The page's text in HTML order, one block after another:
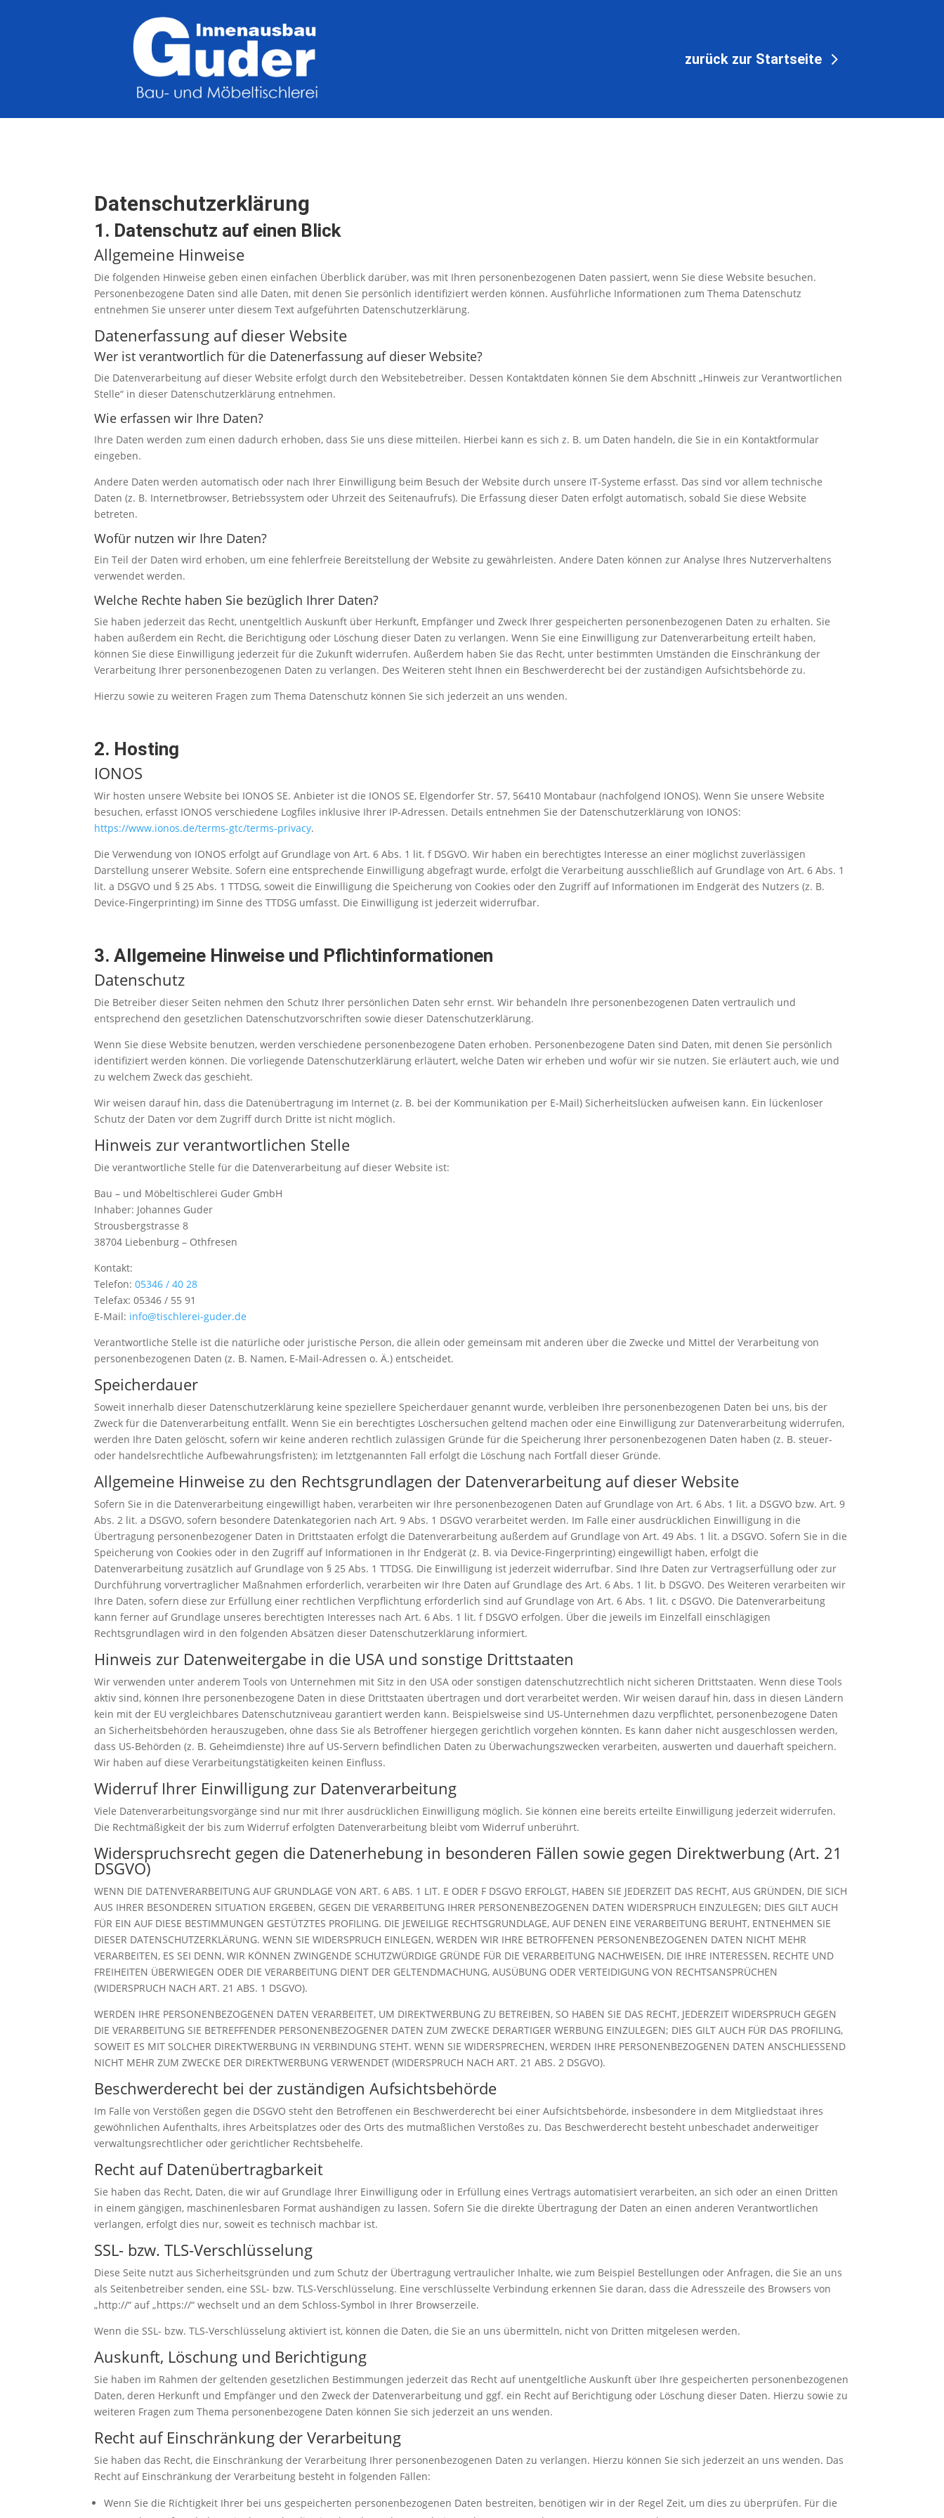
zurück zur Startseite
Datenschutz­erklärung
1. Datenschutz auf einen Blick
Allgemeine Hinweise
Die folgenden Hinweise geben einen einfachen Überblick darüber, was mit Ihren personenbezogenen Daten passiert, wenn Sie diese Website besuchen.
Personenbezogene Daten sind alle Daten, mit denen Sie persönlich identifiziert werden können. Ausführliche Informationen zum Thema Datenschutz
entnehmen Sie unserer unter diesem Text aufgeführten Datenschutzerklärung.
Datenerfassung auf dieser Website
Wer ist verantwortlich für die Datenerfassung auf dieser Website?
Die Datenverarbeitung auf dieser Website erfolgt durch den Websitebetreiber. Dessen Kontaktdaten können Sie dem Abschnitt „Hinweis zur Verantwortlichen
Stelle“ in dieser Datenschutzerklärung entnehmen.
Wie erfassen wir Ihre Daten?
Ihre Daten werden zum einen dadurch erhoben, dass Sie uns diese mitteilen. Hierbei kann es sich z. B. um Daten handeln, die Sie in ein Kontaktformular
eingeben.
Andere Daten werden automatisch oder nach Ihrer Einwilligung beim Besuch der Website durch unsere IT-Systeme erfasst. Das sind vor allem technische
Daten (z. B. Internetbrowser, Betriebssystem oder Uhrzeit des Seitenaufrufs). Die Erfassung dieser Daten erfolgt automatisch, sobald Sie diese Website
betreten.
Wofür nutzen wir Ihre Daten?
Ein Teil der Daten wird erhoben, um eine fehlerfreie Bereitstellung der Website zu gewährleisten. Andere Daten können zur Analyse Ihres Nutzerverhaltens
verwendet werden.
Welche Rechte haben Sie bezüglich Ihrer Daten?
Sie haben jederzeit das Recht, unentgeltlich Auskunft über Herkunft, Empfänger und Zweck Ihrer gespeicherten personenbezogenen Daten zu erhalten. Sie
haben außerdem ein Recht, die Berichtigung oder Löschung dieser Daten zu verlangen. Wenn Sie eine Einwilligung zur Datenverarbeitung erteilt haben,
können Sie diese Einwilligung jederzeit für die Zukunft widerrufen. Außerdem haben Sie das Recht, unter bestimmten Umständen die Einschränkung der
Verarbeitung Ihrer personenbezogenen Daten zu verlangen. Des Weiteren steht Ihnen ein Beschwerderecht bei der zuständigen Aufsichtsbehörde zu.
Hierzu sowie zu weiteren Fragen zum Thema Datenschutz können Sie sich jederzeit an uns wenden.
2. Hosting
IONOS
Wir hosten unsere Website bei IONOS SE. Anbieter ist die IONOS SE, Elgendorfer Str. 57, 56410 Montabaur (nachfolgend IONOS). Wenn Sie unsere Website
besuchen, erfasst IONOS verschiedene Logfiles inklusive Ihrer IP-Adressen. Details entnehmen Sie der Datenschutzerklärung von IONOS:
https://www.ionos.de/terms-gtc/terms-privacy.
Die Verwendung von IONOS erfolgt auf Grundlage von Art. 6 Abs. 1 lit. f DSGVO. Wir haben ein berechtigtes Interesse an einer möglichst zuverlässigen
Darstellung unserer Website. Sofern eine entsprechende Einwilligung abgefragt wurde, erfolgt die Verarbeitung ausschließlich auf Grundlage von Art. 6 Abs. 1
lit. a DSGVO und § 25 Abs. 1 TTDSG, soweit die Einwilligung die Speicherung von Cookies oder den Zugriff auf Informationen im Endgerät des Nutzers (z. B.
Device-Fingerprinting) im Sinne des TTDSG umfasst. Die Einwilligung ist jederzeit widerrufbar.
3. Allgemeine Hinweise und Pflicht­informationen
Datenschutz
Die Betreiber dieser Seiten nehmen den Schutz Ihrer persönlichen Daten sehr ernst. Wir behandeln Ihre personenbezogenen Daten vertraulich und
entsprechend den gesetzlichen Datenschutzvorschriften sowie dieser Datenschutzerklärung.
Wenn Sie diese Website benutzen, werden verschiedene personenbezogene Daten erhoben. Personenbezogene Daten sind Daten, mit denen Sie persönlich
identifiziert werden können. Die vorliegende Datenschutzerklärung erläutert, welche Daten wir erheben und wofür wir sie nutzen. Sie erläutert auch, wie und
zu welchem Zweck das geschieht.
Wir weisen darauf hin, dass die Datenübertragung im Internet (z. B. bei der Kommunikation per E-Mail) Sicherheitslücken aufweisen kann. Ein lückenloser
Schutz der Daten vor dem Zugriff durch Dritte ist nicht möglich.
Hinweis zur verantwortlichen Stelle
Die verantwortliche Stelle für die Datenverarbeitung auf dieser Website ist:
Bau – und Möbeltischlerei Guder GmbH
Inhaber: Johannes Guder
Strousbergstrasse 8
38704 Liebenburg – Othfresen
Kontakt:
Telefon:05346 / 40 28
Telefax: 05346 / 55 91
E-Mail: info@tischlerei-guder.de
Verantwortliche Stelle ist die natürliche oder juristische Person, die allein oder gemeinsam mit anderen über die Zwecke und Mittel der Verarbeitung von
personenbezogenen Daten (z. B. Namen, E-Mail-Adressen o. Ä.) entscheidet.
Speicherdauer
Soweit innerhalb dieser Datenschutzerklärung keine speziellere Speicherdauer genannt wurde, verbleiben Ihre personenbezogenen Daten bei uns, bis der
Zweck für die Datenverarbeitung entfällt. Wenn Sie ein berechtigtes Löschersuchen geltend machen oder eine Einwilligung zur Datenverarbeitung widerrufen,
werden Ihre Daten gelöscht, sofern wir keine anderen rechtlich zulässigen Gründe für die Speicherung Ihrer personenbezogenen Daten haben (z. B. steuer-
oder handelsrechtliche Aufbewahrungsfristen); im letztgenannten Fall erfolgt die Löschung nach Fortfall dieser Gründe.
Allgemeine Hinweise zu den Rechtsgrundlagen der Datenverarbeitung auf dieser Website
Sofern Sie in die Datenverarbeitung eingewilligt haben, verarbeiten wir Ihre personenbezogenen Daten auf Grundlage von Art. 6 Abs. 1 lit. a DSGVO bzw. Art. 9
Abs. 2 lit. a DSGVO, sofern besondere Datenkategorien nach Art. 9 Abs. 1 DSGVO verarbeitet werden. Im Falle einer ausdrücklichen Einwilligung in die
Übertragung personenbezogener Daten in Drittstaaten erfolgt die Datenverarbeitung außerdem auf Grundlage von Art. 49 Abs. 1 lit. a DSGVO. Sofern Sie in die
Speicherung von Cookies oder in den Zugriff auf Informationen in Ihr Endgerät (z. B. via Device-Fingerprinting) eingewilligt haben, erfolgt die
Datenverarbeitung zusätzlich auf Grundlage von § 25 Abs. 1 TTDSG. Die Einwilligung ist jederzeit widerrufbar. Sind Ihre Daten zur Vertragserfüllung oder zur
Durchführung vorvertraglicher Maßnahmen erforderlich, verarbeiten wir Ihre Daten auf Grundlage des Art. 6 Abs. 1 lit. b DSGVO. Des Weiteren verarbeiten wir
Ihre Daten, sofern diese zur Erfüllung einer rechtlichen Verpflichtung erforderlich sind auf Grundlage von Art. 6 Abs. 1 lit. c DSGVO. Die Datenverarbeitung
kann ferner auf Grundlage unseres berechtigten Interesses nach Art. 6 Abs. 1 lit. f DSGVO erfolgen. Über die jeweils im Einzelfall einschlägigen
Rechtsgrundlagen wird in den folgenden Absätzen dieser Datenschutzerklärung informiert.
Hinweis zur Datenweitergabe in die USA und sonstige Drittstaaten
Wir verwenden unter anderem Tools von Unternehmen mit Sitz in den USA oder sonstigen datenschutzrechtlich nicht sicheren Drittstaaten. Wenn diese Tools
aktiv sind, können Ihre personenbezogene Daten in diese Drittstaaten übertragen und dort verarbeitet werden. Wir weisen darauf hin, dass in diesen Ländern
kein mit der EU vergleichbares Datenschutzniveau garantiert werden kann. Beispielsweise sind US-Unternehmen dazu verpflichtet, personenbezogene Daten
an Sicherheitsbehörden herauszugeben, ohne dass Sie als Betroffener hiergegen gerichtlich vorgehen könnten. Es kann daher nicht ausgeschlossen werden,
dass US-Behörden (z. B. Geheimdienste) Ihre auf US-Servern befindlichen Daten zu Überwachungszwecken verarbeiten, auswerten und dauerhaft speichern.
Wir haben auf diese Verarbeitungstätigkeiten keinen Einfluss.
Widerruf Ihrer Einwilligung zur Datenverarbeitung
Viele Datenverarbeitungsvorgänge sind nur mit Ihrer ausdrücklichen Einwilligung möglich. Sie können eine bereits erteilte Einwilligung jederzeit widerrufen.
Die Rechtmäßigkeit der bis zum Widerruf erfolgten Datenverarbeitung bleibt vom Widerruf unberührt.
Widerspruchsrecht gegen die Datenerhebung in besonderen Fällen sowie gegen Direktwerbung (Art. 21
DSGVO)
WENN DIE DATENVERARBEITUNG AUF GRUNDLAGE VON ART. 6 ABS. 1 LIT. E ODER F DSGVO ERFOLGT, HABEN SIE JEDERZEIT DAS RECHT, AUS GRÜNDEN, DIE SICH
AUS IHRER BESONDEREN SITUATION ERGEBEN, GEGEN DIE VERARBEITUNG IHRER PERSONENBEZOGENEN DATEN WIDERSPRUCH EINZULEGEN; DIES GILT AUCH
FÜR EIN AUF DIESE BESTIMMUNGEN GESTÜTZTES PROFILING. DIE JEWEILIGE RECHTSGRUNDLAGE, AUF DENEN EINE VERARBEITUNG BERUHT, ENTNEHMEN SIE
DIESER DATENSCHUTZERKLÄRUNG. WENN SIE WIDERSPRUCH EINLEGEN, WERDEN WIR IHRE BETROFFENEN PERSONENBEZOGENEN DATEN NICHT MEHR
VERARBEITEN, ES SEI DENN, WIR KÖNNEN ZWINGENDE SCHUTZWÜRDIGE GRÜNDE FÜR DIE VERARBEITUNG NACHWEISEN, DIE IHRE INTERESSEN, RECHTE UND
FREIHEITEN ÜBERWIEGEN ODER DIE VERARBEITUNG DIENT DER GELTENDMACHUNG, AUSÜBUNG ODER VERTEIDIGUNG VON RECHTSANSPRÜCHEN
(WIDERSPRUCH NACH ART. 21 ABS. 1 DSGVO).
WERDEN IHRE PERSONENBEZOGENEN DATEN VERARBEITET, UM DIREKTWERBUNG ZU BETREIBEN, SO HABEN SIE DAS RECHT, JEDERZEIT WIDERSPRUCH GEGEN
DIE VERARBEITUNG SIE BETREFFENDER PERSONENBEZOGENER DATEN ZUM ZWECKE DERARTIGER WERBUNG EINZULEGEN; DIES GILT AUCH FÜR DAS PROFILING,
SOWEIT ES MIT SOLCHER DIREKTWERBUNG IN VERBINDUNG STEHT. WENN SIE WIDERSPRECHEN, WERDEN IHRE PERSONENBEZOGENEN DATEN ANSCHLIESSEND
NICHT MEHR ZUM ZWECKE DER DIREKTWERBUNG VERWENDET (WIDERSPRUCH NACH ART. 21 ABS. 2 DSGVO).
Beschwerde­recht bei der zuständigen Aufsichts­behörde
Im Falle von Verstößen gegen die DSGVO steht den Betroffenen ein Beschwerderecht bei einer Aufsichtsbehörde, insbesondere in dem Mitgliedstaat ihres
gewöhnlichen Aufenthalts, ihres Arbeitsplatzes oder des Orts des mutmaßlichen Verstoßes zu. Das Beschwerderecht besteht unbeschadet anderweitiger
verwaltungsrechtlicher oder gerichtlicher Rechtsbehelfe.
Recht auf Daten­übertrag­barkeit
Sie haben das Recht, Daten, die wir auf Grundlage Ihrer Einwilligung oder in Erfüllung eines Vertrags automatisiert verarbeiten, an sich oder an einen Dritten
in einem gängigen, maschinenlesbaren Format aushändigen zu lassen. Sofern Sie die direkte Übertragung der Daten an einen anderen Verantwortlichen
verlangen, erfolgt dies nur, soweit es technisch machbar ist.
SSL- bzw. TLS-Verschlüsselung
Diese Seite nutzt aus Sicherheitsgründen und zum Schutz der Übertragung vertraulicher Inhalte, wie zum Beispiel Bestellungen oder Anfragen, die Sie an uns
als Seitenbetreiber senden, eine SSL- bzw. TLS-Verschlüsselung. Eine verschlüsselte Verbindung erkennen Sie daran, dass die Adresszeile des Browsers von
„http://“ auf „https://“ wechselt und an dem Schloss-Symbol in Ihrer Browserzeile.
Wenn die SSL- bzw. TLS-Verschlüsselung aktiviert ist, können die Daten, die Sie an uns übermitteln, nicht von Dritten mitgelesen werden.
Auskunft, Löschung und Berichtigung
Sie haben im Rahmen der geltenden gesetzlichen Bestimmungen jederzeit das Recht auf unentgeltliche Auskunft über Ihre gespeicherten personenbezogenen
Daten, deren Herkunft und Empfänger und den Zweck der Datenverarbeitung und ggf. ein Recht auf Berichtigung oder Löschung dieser Daten. Hierzu sowie zu
weiteren Fragen zum Thema personenbezogene Daten können Sie sich jederzeit an uns wenden.
Recht auf Einschränkung der Verarbeitung
Sie haben das Recht, die Einschränkung der Verarbeitung Ihrer personenbezogenen Daten zu verlangen. Hierzu können Sie sich jederzeit an uns wenden. Das
Recht auf Einschränkung der Verarbeitung besteht in folgenden Fällen:
Wenn Sie die Richtigkeit Ihrer bei uns gespeicherten personenbezogenen Daten bestreiten, benötigen wir in der Regel Zeit, um dies zu überprüfen. Für die